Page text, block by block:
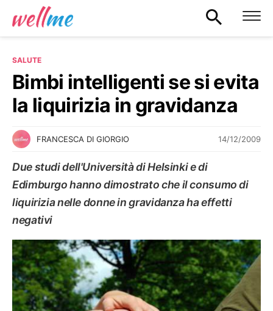
SALUTE
Bimbi intelligenti se si evita
la liquirizia in gravidanza
FRANCESCA DI GIORGIO 14/12/2009
Due studi dell'Università di Helsinki e di
Edimburgo hanno dimostrato che il consumo di
liquirizia nelle donne in gravidanza ha effetti
negativi
SALUTE